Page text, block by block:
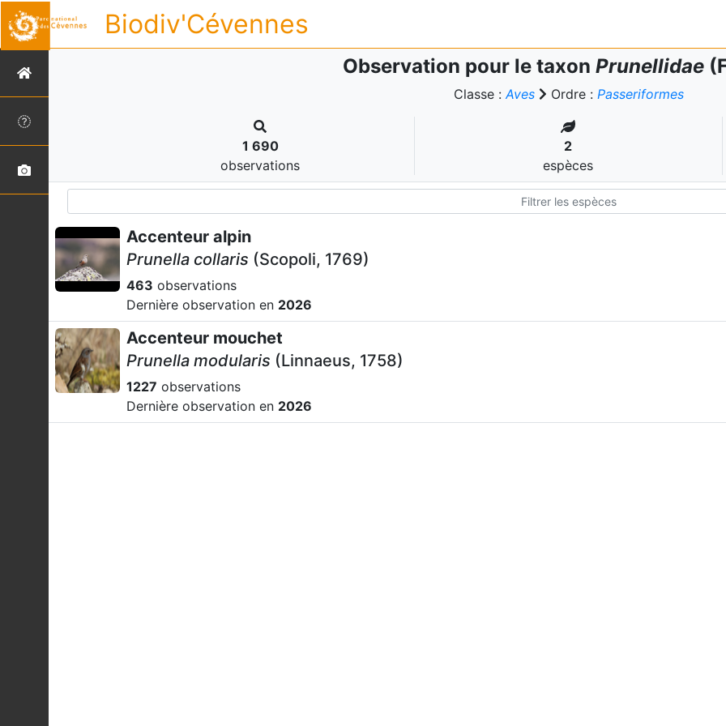
Biodiv'Cévennes
Observation pour le taxon Prunellidae
Classe :Aves Ordre : Passeriformes
1 690
observations
2
espèces
Accenteur alpin
Prunella collaris (Scopoli, 1769)
463 observations
Dernière observation en 2026
Accenteur mouchet
Prunella modularis (Linnaeus, 1758)
1227 observations
Dernière observation en 2026